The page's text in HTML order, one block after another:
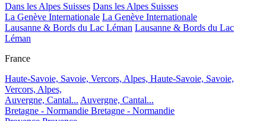
Dans les Alpes Suisses Dans les Alpes Suisses
La Genève Internationale La Genève Internationale
Lausanne & Bords du Lac Léman Lausanne & Bords du Lac
Léman
France
Haute-Savoie, Savoie, Vercors, Alpes, Haute-Savoie, Savoie,
Vercors, Alpes,
Auvergne, Cantal... Auvergne, Cantal...
Bretagne - Normandie Bretagne - Normandie